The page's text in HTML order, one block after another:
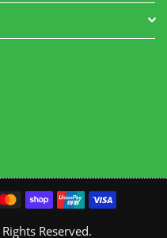
Reserved.